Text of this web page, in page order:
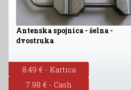
Antenska spojnica - šelna -
dvostruka
8.49 € - Kartica
7.98 € - Cash